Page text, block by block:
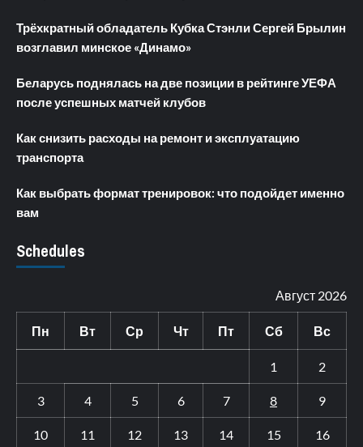
Трёхкратный обладатель Кубка Стэнли Сергей Брылин
возглавил минское «Динамо»
Беларусь поднялась на две позиции в рейтинге УЕФА
после успешных матчей клубов
Как снизить расходы на ремонт и эксплуатацию
транспорта
Как выбрать формат тренировок: что подойдет именно
вам
Schedules
Август 2026
Пн Вт Ср Чт Пт Сб Вс
1 2
3 4 5 6 7 8 9
10 11 12 13 14 15 16